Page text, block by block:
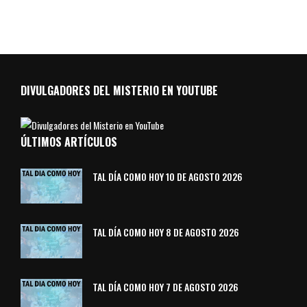
DIVULGADORES DEL MISTERIO EN YOUTUBE
ÚLTIMOS ARTÍCULOS
TAL DÍA COMO HOY 10 DE AGOSTO 2026
TAL DÍA COMO HOY 8 DE AGOSTO 2026
TAL DÍA COMO HOY 7 DE AGOSTO 2026